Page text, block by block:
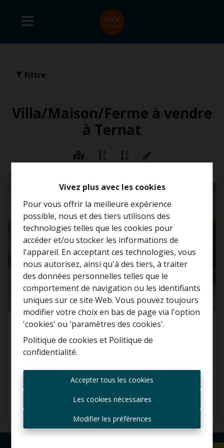
Vivez plus avec les cookies
Pour vous offrir la meilleure expérience
possible, nous et des tiers utilisons des
technologies telles que les cookies pour
accéder et/ou stocker les informations de
l'appareil. En acceptant ces technologies, vous
nous autorisez, ainsi qu'à des tiers, à traiter
des données personnelles telles que le
comportement de navigation ou les identifiants
uniques sur ce site Web. Vous pouvez toujours
modifier votre choix en bas de page via l'option
'cookies' ou 'paramètres des cookies'.
Politique de cookies et Politique de
confidentialité.
Accepter tous les cookies
Les cookies nécessaires
Modifier les préférences
Filtre
Villa/Maison/Ferme à vendre
à Ternat
Maison
Neerveldlaan 80, 1740 Ternat
Curieux de connaître la
valeur de votre maison ?
Estimation gratuite
Toujours être le premier
informé des nouvelles
offres ?
mail